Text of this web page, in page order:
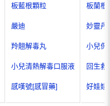
板藍根顆粒
嚴迪
羚翹解毒丸
小兒清熱解毒口服液
感嘆號[感冒藥]
板蘭根
妙靈丹
小兒保
回生救
好娃娃